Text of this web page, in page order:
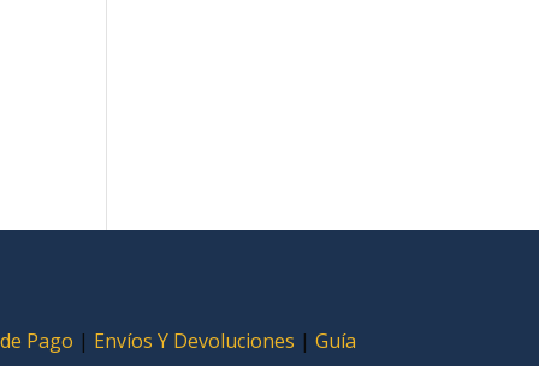
Pago | Envíos Y Devoluciones | Guía